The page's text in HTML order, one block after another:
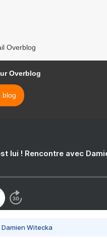
Overblog
Overblog
blog
lui ! Rencontre avec
Witecka